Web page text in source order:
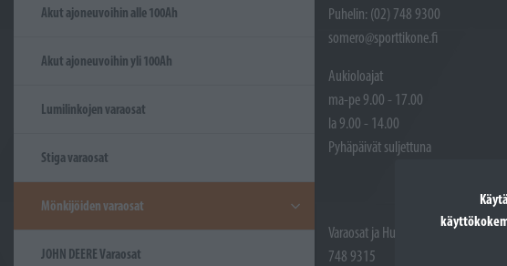
Akut ajoneuvoihin alle 100Ah
Akut ajoneuvoihin yli 100Ah
Lumilinkojen varaosat
Stiga varaosat
Mönkijöiden varaosat
JOHN DEERE Varaosat
Puhelin: (02) 748 9300
somero@sporttikone.fi
Aukioloajat
ma-pe 9.00 - 17.00
la 9.00 - 14.00
Pyhäpäivät suljettuna
Varaosat ja Huoltotöiden vastaanotto:
748 9315